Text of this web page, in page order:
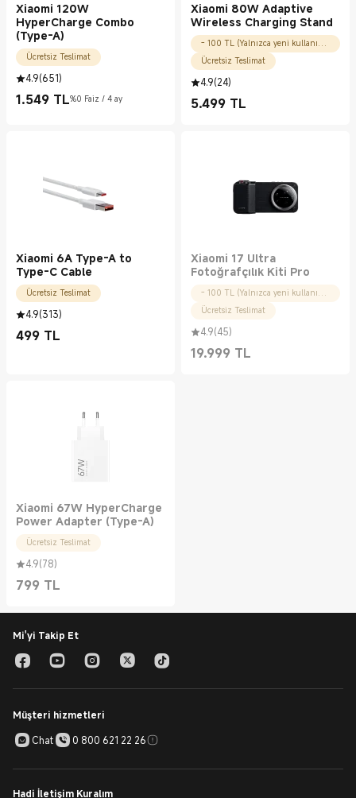
Xiaomi 120W
HyperCharge Combo
(Type-A)
Ücretsiz Teslimat
4.9(651)
1.549 TL
Current Price TL1549.00
%0 Faiz / 4 ay
Xiaomi 80W Adaptive
Wireless Charging Stand
- 100 TL (Yalnızca yeni kullanıcılar için)
Ücretsiz Teslimat
4.9(24)
5.499 TL
Current Price TL5499.00
Xiaomi 6A Type-A to
Type-C Cable
Ücretsiz Teslimat
4.9(313)
499 TL
Current Price TL499.00
Xiaomi 17 Ultra
Fotoğrafçılık Kiti Pro
- 100 TL (Yalnızca yeni kullanıcılar için)
Ücretsiz Teslimat
4.9(45)
19.999 TL
Current Price TL19999.00
Xiaomi 67W HyperCharge
Power Adapter (Type-A)
Ücretsiz Teslimat
4.9(78)
799 TL
Current Price TL799.00
Mi'yi Takip Et
Müşteri hizmetleri
Chat
0 800 621 22 26
Hadi İletişim Kuralım